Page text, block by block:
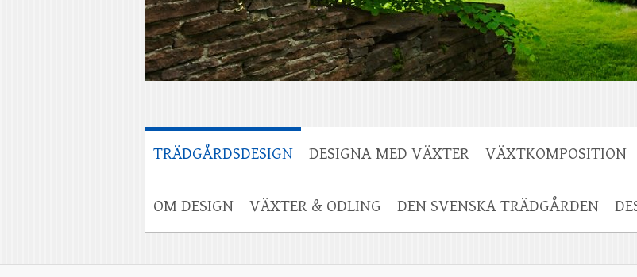
TRÄDGÅRDSDESIGN DESIGNA MED VÄXTER VÄXTKOMPOSITION
OM DESIGN VÄXTER & ODLING DEN SVENSKA TRÄDGÅRDEN